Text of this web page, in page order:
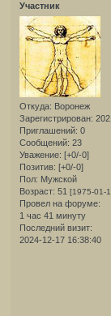
Участник
Откуда: Воронеж
Зарегистрирован:
Приглашений: 0
Сообщений: 23
Уважение: [+0/-0]
Позитив: [+0/-0]
Пол: Мужской
Возраст: 51 [1975-01-
Провел на форуме:
1 час 41 минуту
Последний визит:
2024-12-17 16:38:40